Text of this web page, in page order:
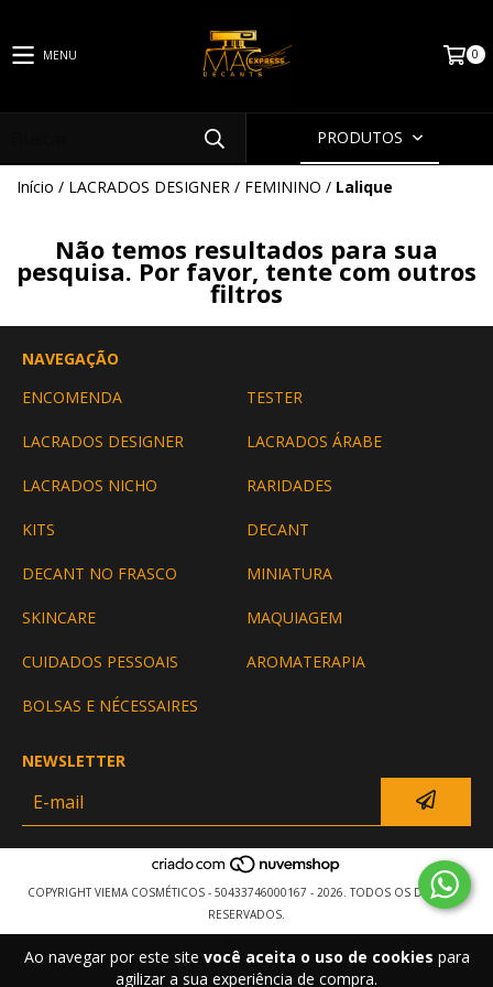
Ao navegar por este site você aceita o uso de cookies para
agilizar a sua experiência de compra.
MENU 0
PRODUTOS
Início / LACRADOS DESIGNER / FEMININO / Lalique
Não temos resultados para sua
pesquisa. Por favor, tente com outros
filtros
NAVEGAÇÃO
ENCOMENDA
TESTER
LACRADOS DESIGNER LACRADOS ÁRABE
LACRADOS NICHO RARIDADES
KITS DECANT
DECANT NO FRASCO MINIATURA
SKINCARE MAQUIAGEM
CUIDADOS PESSOAIS AROMATERAPIA
BOLSAS E NÉCESSAIRES
NEWSLETTER
COPYRIGHT VIEMA COSMÉTICOS - 50433746000167 - 2026. TODOS OS DIREITOS
RESERVADOS.